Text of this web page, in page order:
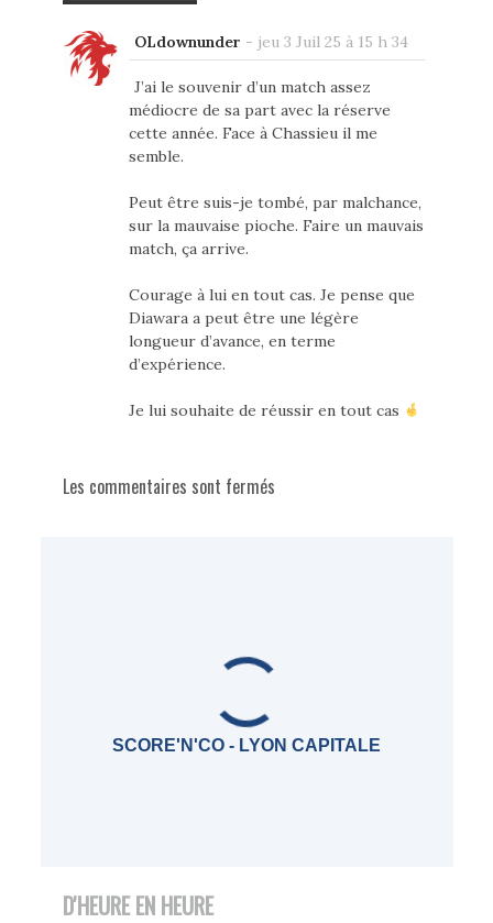
OLdownunder - jeu 3 Juil 25 à 15 h 34
J’ai le souvenir d’un match assez
médiocre de sa part avec la réserve
cette année. Face à Chassieu il me
semble.
Peut être suis-je tombé, par malchance,
sur la mauvaise pioche. Faire un mauvais
match, ça arrive.
Courage à lui en tout cas. Je pense que
Diawara a peut être une légère
longueur d’avance, en terme
d’expérience.
Je lui souhaite de réussir en tout cas
Les commentaires sont fermés
SCORE'N'CO - LYON CAPITALE
D'HEURE EN HEURE